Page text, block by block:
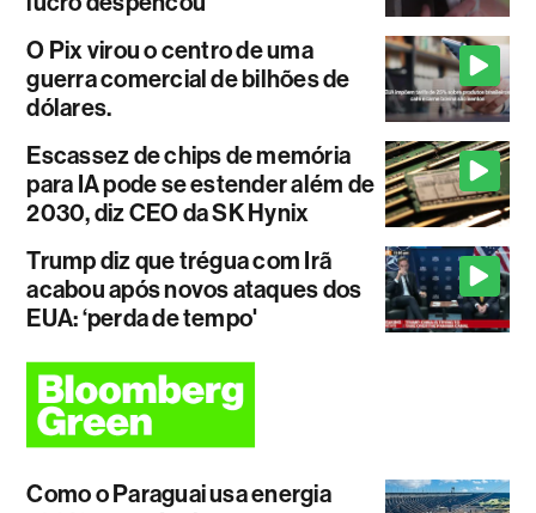
O Pix virou o centro de uma
guerra comercial de bilhões de
dólares.
Escassez de chips de memória
para IA pode se estender além de
2030, diz CEO da SK Hynix
Trump diz que trégua com Irã
acabou após novos ataques dos
EUA: ‘perda de tempo'
Como o Paraguai usa energia